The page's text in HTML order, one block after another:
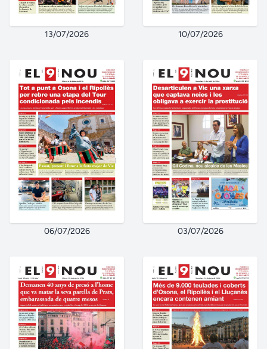
13/07/2026 10/07/2026
06/07/2026 03/07/2026